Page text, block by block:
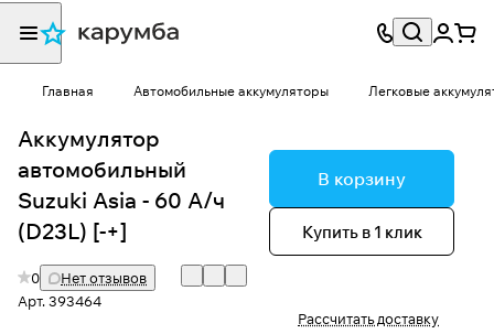
Главная Автомобильные аккумуляторы Легковые
Аккумулятор
автомобильный
Suzuki Asia - 60 А/ч
(D23L) [-+]
0
Нет отзывов
Арт.393464
В корзину
Купить в 1 клик
Рассчитать доставку